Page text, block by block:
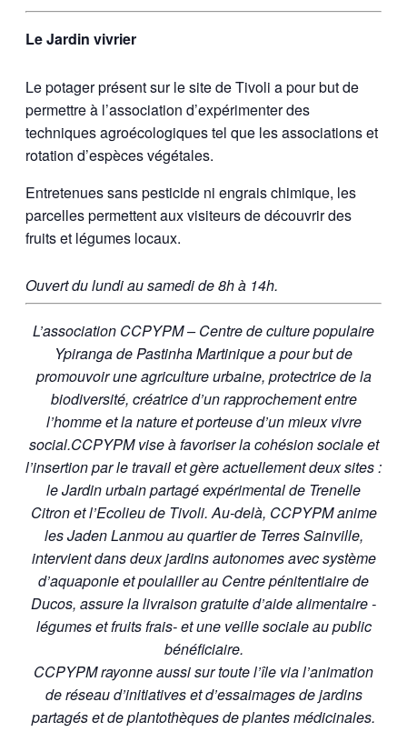
Le Jardin vivrier
Le potager présent sur le site de Tivoli a pour but de
permettre à l’association d’expérimenter des
techniques agroécologiques tel que les associations et
rotation d’espèces végétales.
Entretenues sans pesticide ni engrais chimique, les
parcelles permettent aux visiteurs de découvrir des
fruits et légumes locaux.
Ouvert du lundi au samedi de 8h à 14h.
L’association CCPYPM – Centre de culture populaire
Ypiranga de Pastinha Martinique a pour but de
promouvoir une agriculture urbaine, protectrice de la
biodiversité, créatrice d’un rapprochement entre
l’homme et la nature et porteuse d’un mieux vivre
social.CCPYPM vise à favoriser la cohésion sociale et
l’insertion par le travail et gère actuellement deux sites :
le Jardin urbain partagé expérimental de Trenelle
Citron et l’Ecolieu de Tivoli. Au-delà, CCPYPM anime
les Jaden Lanmou au quartier de Terres Sainville,
intervient dans deux jardins autonomes avec système
d’aquaponie et poulailler au Centre pénitentiaire de
Ducos, assure la livraison gratuite d’aide alimentaire -
légumes et fruits frais- et une veille sociale au public
bénéficiaire.
CCPYPM rayonne aussi sur toute l’île via l’animation
de réseau d’initiatives et d’essaimages de jardins
partagés et de plantothèques de plantes médicinales.